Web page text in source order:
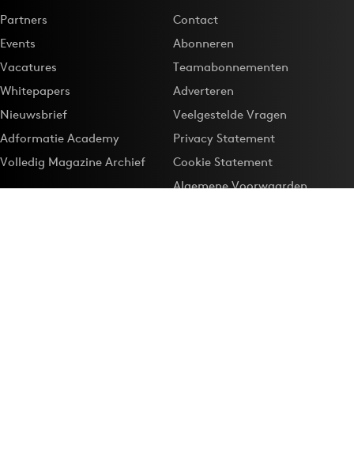
Partners
Events
Vacatures
Whitepapers
Nieuwsbrief
Adformatie Academy
Volledig Magazine Archief
Contact
Abonneren
Teamabonnementen
Adverteren
Veelgestelde Vragen
Privacy Statement
Cookie Statement
Algemene Voorwaarden